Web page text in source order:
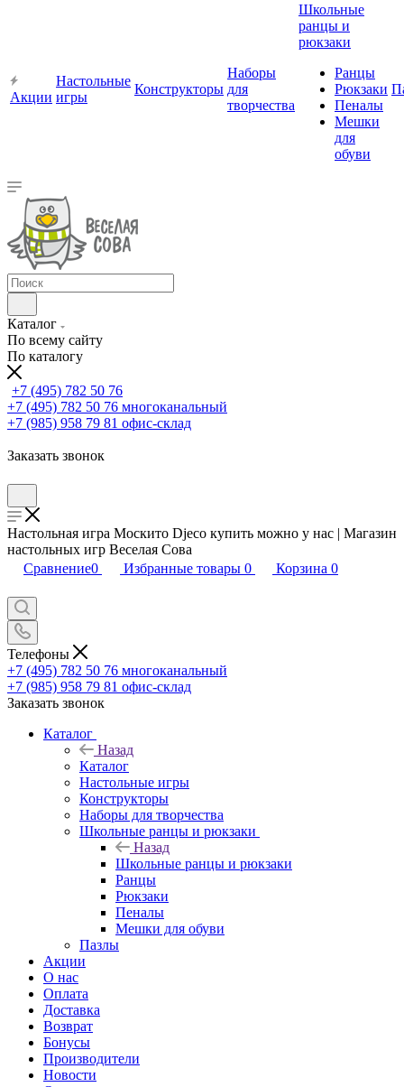
Акции
Настольные
игры
Конструкторы
Наборы
для
творчества
Школьные
ранцы и
рюкзаки
Ранцы
Рюкзаки
Пеналы
Мешки
для
обуви
Каталог
По всему сайту
По каталогу
+7 (495) 782 50 76
+7 (495) 782 50 76 многоканальный
+7 (985) 958 79 81 офис-склад
Заказать звонок
Настольная игра Москито Djeco купить можно у нас | Магазин
настольных игр Веселая Сова
Сравнение0 Избранные товары 0 Корзина 0
Телефоны
+7 (495) 782 50 76 многоканальный
+7 (985) 958 79 81 офис-склад
Заказать звонок
Каталог
Назад
Каталог
Настольные игры
Конструкторы
Наборы для творчества
Школьные ранцы и рюкзаки
Назад
Школьные ранцы и рюкзаки
Ранцы
Рюкзаки
Пеналы
Мешки для обуви
Пазлы
Акции
О нас
Оплата
Доставка
Возврат
Бонусы
Производители
Новости